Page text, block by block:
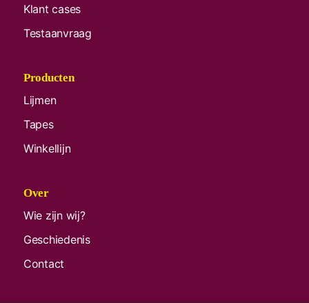
Klant cases
Testaanvraag
Producten
Lijmen
Tapes
Winkellijn
Over
Wie zijn wij?
Geschiedenis
Contact